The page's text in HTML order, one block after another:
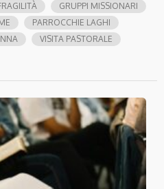
GRUPPI MISSIONARI
PARROCCHIE LAGHI
VISITA PASTORALE